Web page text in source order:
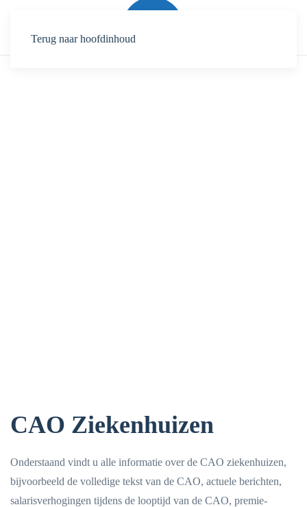
Terug naar hoofdinhoud
CAO Ziekenhuizen
Onderstaand vindt u alle informatie over de CAO ziekenhuizen,
bijvoorbeeld de volledige tekst van de CAO, actuele berichten,
salarisverhogingen tijdens de looptijd van de CAO, premie-